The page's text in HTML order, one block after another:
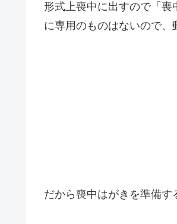
形式上喪中に出すので「
に専用のものはないので、
だから喪中はがきを準備す